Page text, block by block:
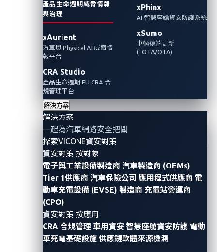
產品生命週期威脅情報
與治理
xAurient
汽車與 Physical AI 威脅情
報平台
CRA Studio
產品生命週期 EU CRA 合
規管理平台
xPhinx
AI 智慧座艙資安防護系統
xSumo
車輛遠端更新
(FOTA/OTA)
解決方案
解決方案
一起為汽車網路安全把關
探索VICONE資安對策
資安對策 按對象
電子與工業設備製造商 汽車製造商 (OEMs)
Tier 1供應商 汽車保險公司 應用程式供應商 電
動車充電設備 (EVSE) 製造商 充電站營運商
(CPO)
資安對策 按應用
CRA 合規管理 車用資安 智慧座艙資安防護 電動
車充電基礎設施 供應鏈軟體來源檢測
協助汽車產業更有效率且更輕鬆地保護供應鏈防
禦零時差漏洞與網路攻擊
年6 月 18日，台北訊】全球車用資安領導廠商
今天宣布其xNexus 和xZETA 解決方案正式在
Amazon Web Services (AWS) Marketplace
是一套次世代車輛安全營運中心
則是汽車漏洞與軟體物料清單(SBOM)管理系統。
兩者可保護汽車軟體供應鏈，藉由獨家的零時差威脅情